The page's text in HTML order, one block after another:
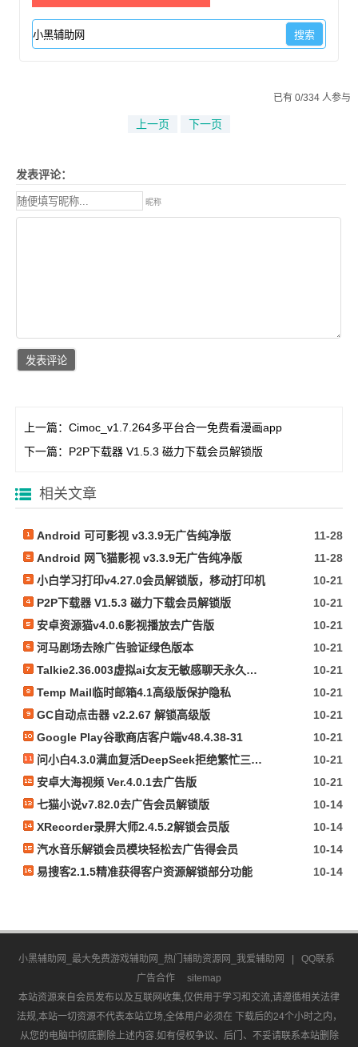
已有 0/334 人参与
上一页 下一页
发表评论：
昵称
上一篇： Cimoc_v1.7.264多平台合一免费看漫画app
下一篇： P2P下载器 V1.5.3 磁力下载会员解锁版
相关文章
Android 可可影视 v3.3.9无广告纯净版
11-28
Android 网飞猫影视 v3.3.9无广告纯净版
11-28
小白学习打印v4.27.0会员解锁版，移动打印机
10-21
P2P下载器 V1.5.3 磁力下载会员解锁版
10-21
安卓资源猫v4.0.6影视播放去广告版
10-21
河马剧场去除广告验证绿色版本
10-21
Talkie2.36.003虚拟ai女友无敏感聊天永久记忆多角色
10-21
Temp Mail临时邮箱4.1高级版保护隐私
10-21
GC自动点击器 v2.2.67 解锁高级版
10-21
Google Play谷歌商店客户端v48.4.38-31
10-21
问小白4.3.0满血复活DeepSeek拒绝繁忙三端通用
10-21
安卓大海视频 Ver.4.0.1去广告版
10-21
七猫小说v7.82.0去广告会员解锁版
10-14
XRecorder录屏大师2.4.5.2解锁会员版
10-14
汽水音乐解锁会员模块轻松去广告得会员
10-14
易搜客2.1.5精准获得客户资源解锁部分功能
10-14
小黑辅助网_最大免费游戏辅助网_热门辅助资源网_我爱辅助网
QQ联系
广告合作
sitemap
本站资源来自会员发布以及互联网收集,仅供用于学习和交流,请遵循相关法律
法规,本站一切资源不代表本站立场,全体用户必须在 下载后的24个小时之内，
从您的电脑中彻底删除上述内容.如有侵权争议、后门、不妥请联系本站删除